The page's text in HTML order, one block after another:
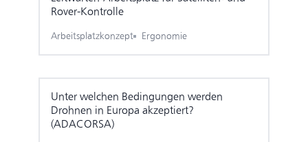
Rover-Kontrolle
Arbeitsplatzkonzept Ergonomie
Unter welchen Bedingungen werden
Drohnen in Europa akzeptiert?
(ADACORSA)